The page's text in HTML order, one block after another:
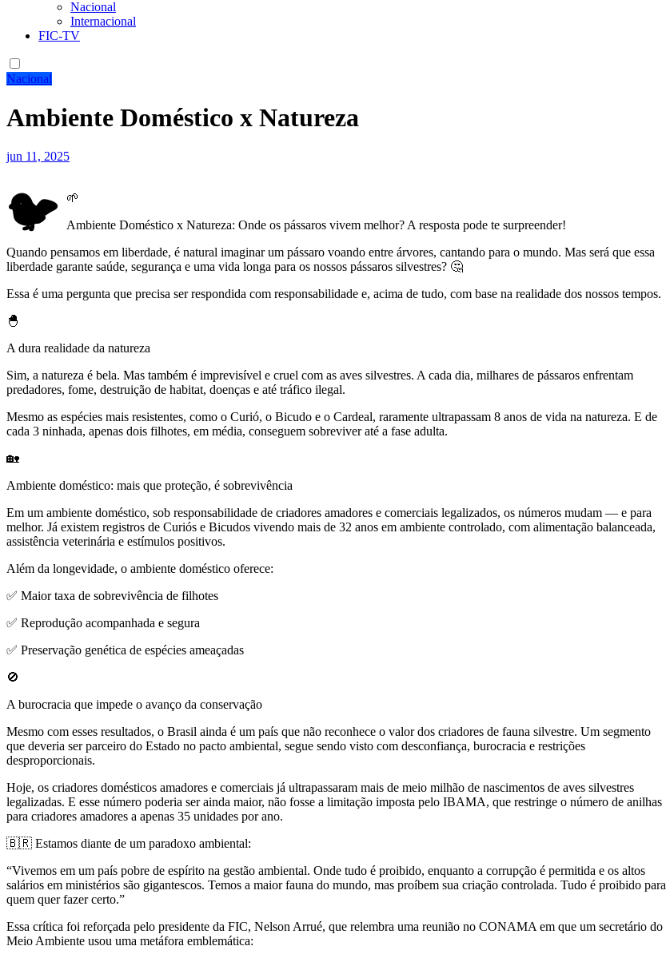
Nacional
Internacional
FIC-TV
Nacional
Ambiente Doméstico x Natureza
jun 11, 2025
🐦
🌱
Ambiente Doméstico x Natureza: Onde os pássaros vivem melhor? A resposta pode te surpreender!
Quando pensamos em liberdade, é natural imaginar um pássaro voando entre árvores, cantando para o mundo. Mas será que essa
liberdade garante saúde, segurança e uma vida longa para os nossos pássaros silvestres? 🤔
Essa é uma pergunta que precisa ser respondida com responsabilidade e, acima de tudo, com base na realidade dos nossos tempos.
🐣
A dura realidade da natureza
Sim, a natureza é bela. Mas também é imprevisível e cruel com as aves silvestres. A cada dia, milhares de pássaros enfrentam
predadores, fome, destruição de habitat, doenças e até tráfico ilegal.
Mesmo as espécies mais resistentes, como o Curió, o Bicudo e o Cardeal, raramente ultrapassam 8 anos de vida na natureza. E de
cada 3 ninhada, apenas dois filhotes, em média, conseguem sobreviver até a fase adulta.
🏡
Ambiente doméstico: mais que proteção, é sobrevivência
Em um ambiente doméstico, sob responsabilidade de criadores amadores e comerciais legalizados, os números mudam — e para
melhor. Já existem registros de Curiós e Bicudos vivendo mais de 32 anos em ambiente controlado, com alimentação balanceada,
assistência veterinária e estímulos positivos.
Além da longevidade, o ambiente doméstico oferece:
✅ Maior taxa de sobrevivência de filhotes
✅ Reprodução acompanhada e segura
✅ Preservação genética de espécies ameaçadas
🚫
A burocracia que impede o avanço da conservação
Mesmo com esses resultados, o Brasil ainda é um país que não reconhece o valor dos criadores de fauna silvestre. Um segmento
que deveria ser parceiro do Estado no pacto ambiental, segue sendo visto com desconfiança, burocracia e restrições
desproporcionais.
Hoje, os criadores domésticos amadores e comerciais já ultrapassaram mais de meio milhão de nascimentos de aves silvestres
legalizadas. E esse número poderia ser ainda maior, não fosse a limitação imposta pelo IBAMA, que restringe o número de anilhas
para criadores amadores a apenas 35 unidades por ano.
🇧🇷 Estamos diante de um paradoxo ambiental:
“Vivemos em um país pobre de espírito na gestão ambiental. Onde tudo é proibido, enquanto a corrupção é permitida e os altos
salários em ministérios são gigantescos. Temos a maior fauna do mundo, mas proíbem sua criação controlada. Tudo é proibido para
quem quer fazer certo.”
Essa crítica foi reforçada pelo presidente da FIC, Nelson Arrué, que relembra uma reunião no CONAMA em que um secretário do
Meio Ambiente usou uma metáfora emblemática: